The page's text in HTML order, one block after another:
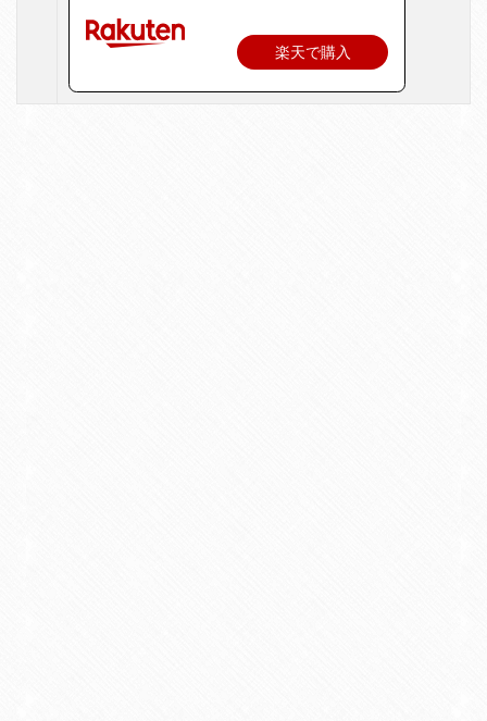
楽天で購入